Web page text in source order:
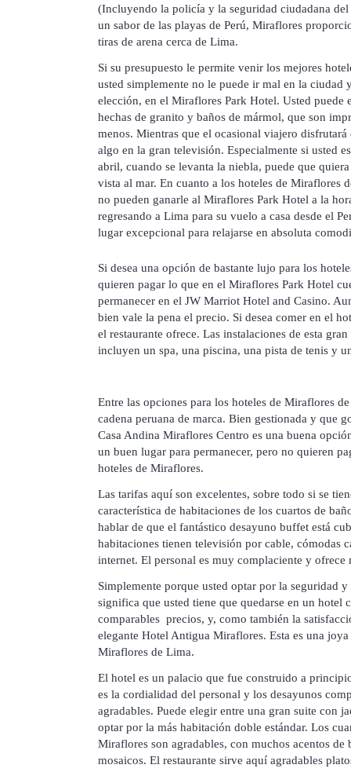
(Incluyendo la policía y la seguridad ciudadana
un sabor de las playas de Perú, Miraflores
tiras de arena cerca de Lima.
Si su presupuesto le permite venir los mejores
usted simplemente no le puede ir mal en la ciudad
elección, en el Miraflores Park Hotel. Usted puede
hechas de granito y baños de mármol, que son
menos. Mientras que el ocasional viajero
algo en la gran televisión. Especialmente si usted
abril, cuando se levanta la niebla, puede que
vista al mar. En cuanto a los hoteles de Miraflores
no pueden ganarle al Miraflores Park Hotel a la
regresando a Lima para su vuelo a casa desde el
lugar excepcional para relajarse en absoluta
Si desea una opción de bastante lujo para los
quieren pagar lo que en el Miraflores Park Hotel
permanecer en el JW Marriot Hotel and Casino.
bien vale la pena el precio. Si desea comer en el
el restaurante ofrece. Las instalaciones de esta
incluyen un spa, una piscina, una pista de tenis y
Entre las opciones para los hoteles de Miraflores
cadena peruana de marca. Bien gestionada y que
Casa Andina Miraflores Centro es una buena
un buen lugar para permanecer, pero no quieren
hoteles de Miraflores.
Las tarifas aquí son excelentes, sobre todo si se
característica de habitaciones de los cuartos de
hablar de que el fantástico desayuno buffet está
habitaciones tienen televisión por cable, cómodas
internet. El personal es muy complaciente y
Simplemente porque usted optar por la seguridad
significa que usted tiene que quedarse en un hotel
comparables precios, y, como también la
elegante Hotel Antigua Miraflores. Esta es una
Miraflores de Lima.
El hotel es un palacio que fue construido a
es la cordialidad del personal y los desayunos
agradables. Puede elegir entre una gran suite con
optar por la más habitación doble estándar. Los
Miraflores son agradables, con muchos acentos de
mosaicos. El restaurante sirve aquí agradables